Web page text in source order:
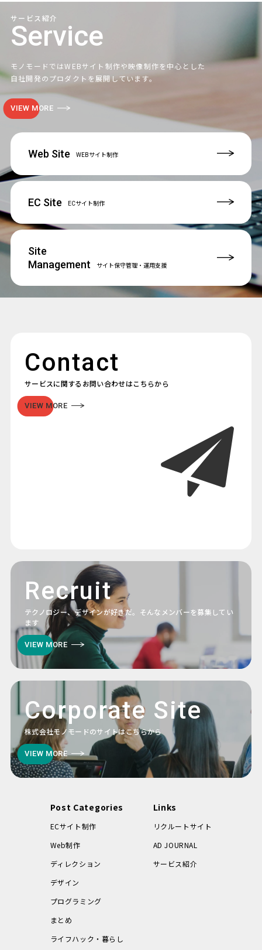
サービス紹介
Service
モノモードではWEBサイト制作や映像制作を中心とした
自社開発のプロダクトを展開しています。
VIEW MORE
Web Site WEBサイト制作
EC Site ECサイト制作
Site
Management
サイト保守管理・運用支援
Contact
サービスに関するお問い合わせはこちらから
VIEW MORE
Recruit
テクノロジー、デザインが好きだ。そんなメンバーを募集してい
ます
VIEW MORE
Corporate Site
株式会社モノモードのサイトはこちらから
VIEW MORE
Post Categories
ECサイト制作
Web制作
ディレクション
デザイン
プログラミング
まとめ
ライフハック・暮らし
Links
リクルートサイト
AD JOURNAL
サービス紹介